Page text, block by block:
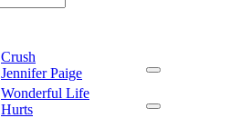
Crush
Jennifer Paige
Wonderful Life
Hurts